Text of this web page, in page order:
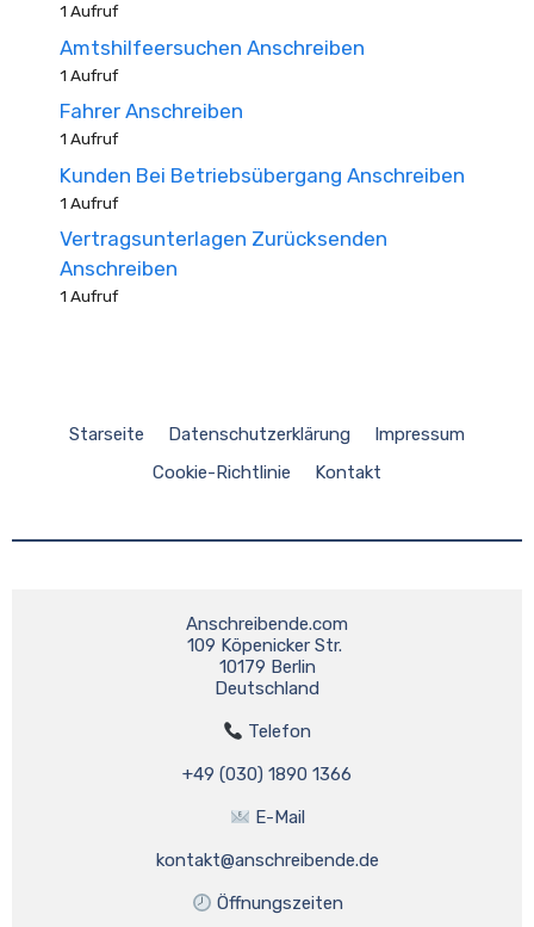
1 Aufruf
Amtshilfeersuchen Anschreiben
1 Aufruf
Fahrer Anschreiben
1 Aufruf
Kunden Bei Betriebsübergang Anschreiben
1 Aufruf
Vertragsunterlagen Zurücksenden
Anschreiben
1 Aufruf
Starseite Datenschutzerklärung
Impressum
Cookie-Richtlinie
Kontakt
Anschreibende.com
109 Köpenicker Str.
10179 Berlin
Deutschland
Telefon
+49 (030) 1890 1366
E-Mail
kontakt@anschreibende.de
Öffnungszeiten